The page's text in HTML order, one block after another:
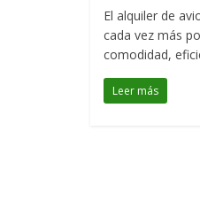
El alquiler de
cada vez más
comodidad,
Leer más